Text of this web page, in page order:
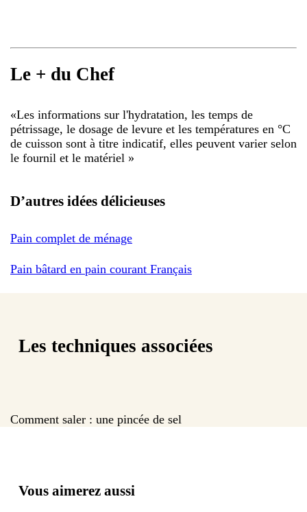
Le + du Chef
«Les informations sur l'hydratation, les temps de
pétrissage, le dosage de levure et les températures en °C
de cuisson sont à titre indicatif, elles peuvent varier selon
le fournil et le matériel »
D’autres idées délicieuses
Pain complet de ménage
Pain bâtard en pain courant Français
Les techniques associées
Comment saler : une pincée de sel
Vous aimerez aussi